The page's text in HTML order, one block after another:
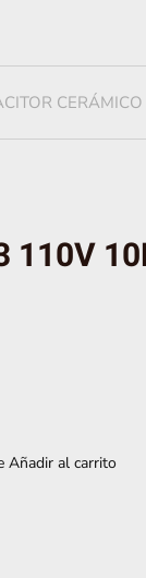
110V
Añadir al carrito